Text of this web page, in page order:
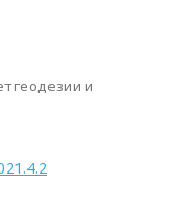
геодезии и